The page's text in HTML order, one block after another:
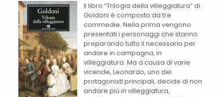
Il libro “Trilogia della villeggiatura” di
Goldoni è composto da tre
commedie. Nella prima vengono
presentati i personaggi che stanno
preparando tutto il necessario per
andare in campagna, in
villeggiatura. Ma a causa di varie
vicende, Leonardo, uno dei
protagonisti principali, decide di non
andare più in villeggiatura,